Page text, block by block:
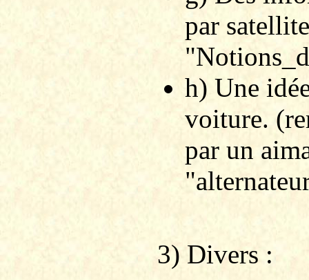
par
h) Une
voiture.
par un
3) Divers :